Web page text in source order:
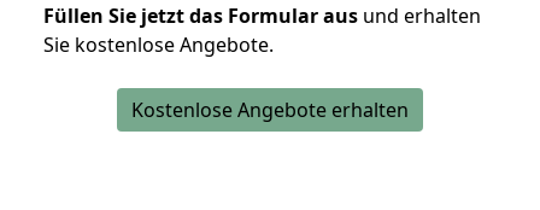
Füllen Sie jetzt das Formular aus und erhalten
Sie kostenlose Angebote.
Kostenlose Angebote erhalten